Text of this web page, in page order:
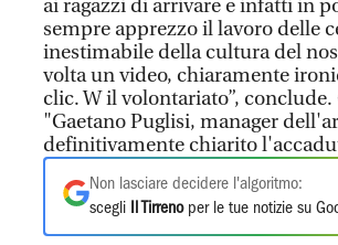
ai ragazzi di arrivare e infatti in
sempre apprezzo il lavoro delle
inestimabile della cultura del
volta un video, chiaramente
clic. W il volontariato”,
"Gaetano Puglisi, manager
definitivamente chiarito
Non lasciare decidere l'algoritmo:
scegli
Il Tirrenoper le tue notizie su